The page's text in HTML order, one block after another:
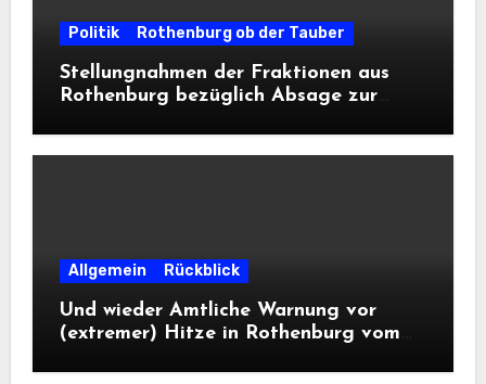
Politik Rothenburg ob der Tauber
Stellungnahmen der Fraktionen aus
Rothenburg bezüglich Absage zur
Allgemein Rückblick
Und wieder Amtliche Warnung vor
(extremer) Hitze in Rothenburg vom